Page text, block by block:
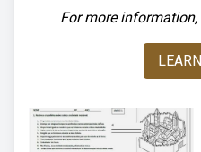
For more